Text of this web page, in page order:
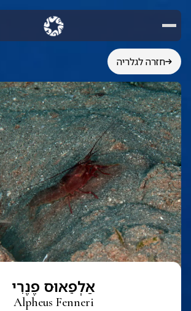
חזרה לגלריה
אַלְפֵאוּס פֶנֶרִי
Alpheus Fenneri